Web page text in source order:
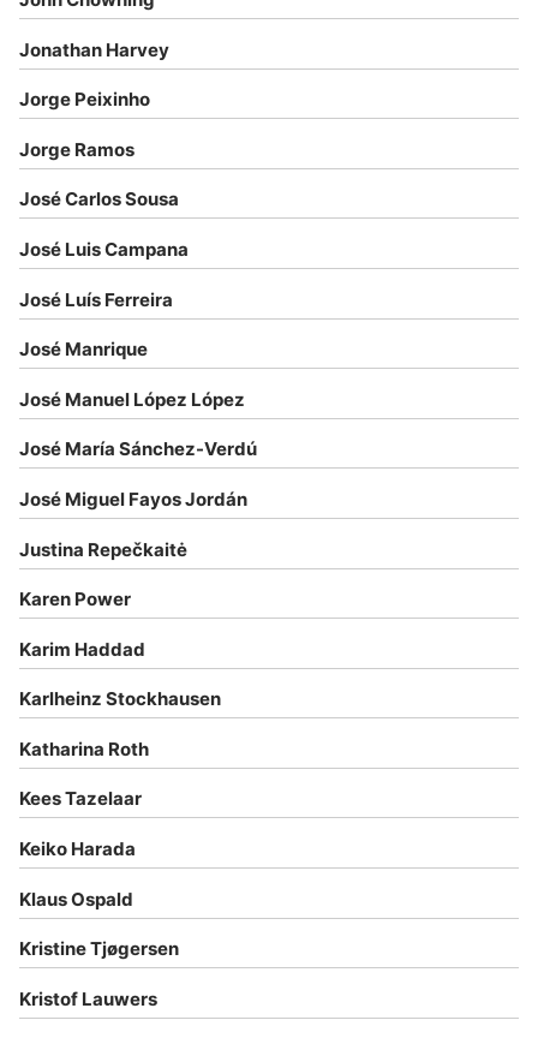
Jonathan Harvey
Jorge Peixinho
Jorge Ramos
José Carlos Sousa
José Luis Campana
José Luís Ferreira
José Manrique
José Manuel López López
José María Sánchez-Verdú
José Miguel Fayos Jordán
Justina Repečkaitė
Karen Power
Karim Haddad
Karlheinz Stockhausen
Katharina Roth
Kees Tazelaar
Keiko Harada
Klaus Ospald
Kristine Tjøgersen
Kristof Lauwers